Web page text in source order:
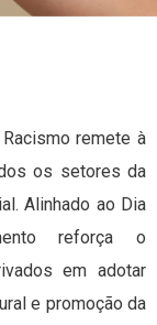
remete à
os setores da
Alinhado ao Dia
reforça o
em adotar
e promoção da